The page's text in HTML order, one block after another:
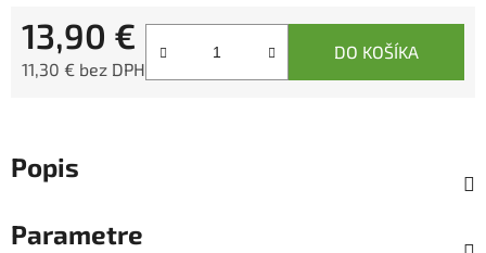
13,90 €
11,30 € bez DPH
DO KOŠÍKA
Popis
Parametre